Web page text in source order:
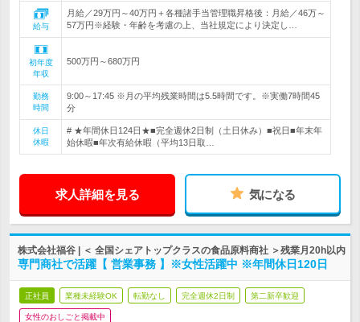
給与
月給／29万円～40万円＋各種諸手当管理職昇格後：月給／46万～
57万円※経験・年齢を考慮の上、当社規定により決定し…
初年度
年収
500万円～680万円
勤務
時間
9:00～17:45 ※月の平均残業時間は5.5時間です。※実働7時間45
分
休日
休暇
# ★年間休日124日★■完全週休2日制（土日休み）■祝日■年末年
始休暇■年次有給休暇（平均13日取…
求人詳細を見る 気になる
株式会社福谷 | ＜ 全国シェアトップクラスの食品原料商社 ＞残業月20h以内
専門商社で活躍【 営業事務 】※女性活躍中 ※年間休日120日
正社員 業種未経験OK 転勤なし 完全週休2日制 第二新卒歓迎
女性のおしごと掲載中